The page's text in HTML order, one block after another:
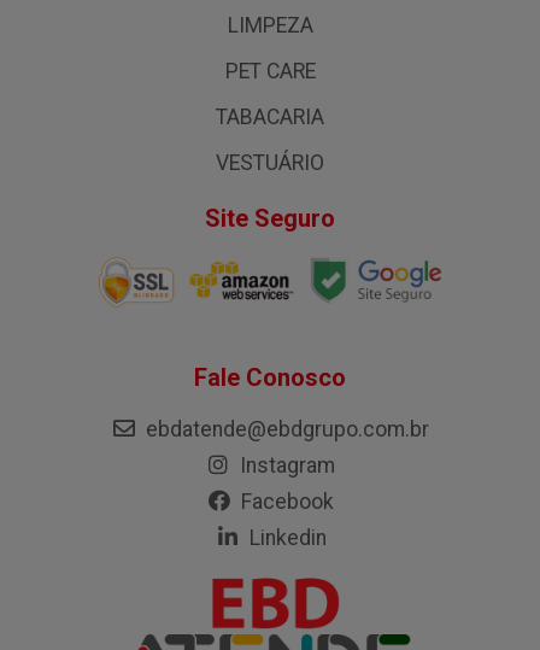
LIMPEZA
PET CARE
TABACARIA
VESTUÁRIO
Site Seguro
Fale Conosco
ebdatende@ebdgrupo.com.br
Instagram
Facebook
Linkedin